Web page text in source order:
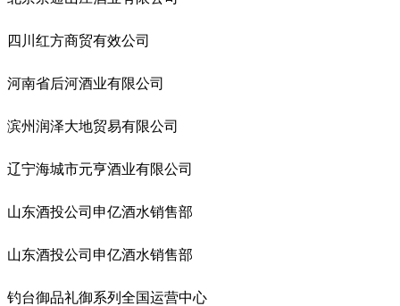
四川红方商贸有效公司
河南省后河酒业有限公司
滨州润泽大地贸易有限公司
辽宁海城市元亨酒业有限公司
山东酒投公司申亿酒水销售部
山东酒投公司申亿酒水销售部
钓台御品礼御系列全国运营中心